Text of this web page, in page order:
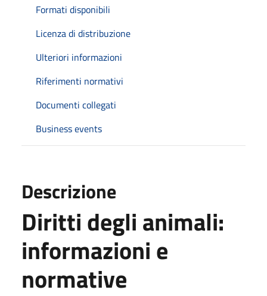
Formati disponibili
Licenza di distribuzione
Ulteriori informazioni
Riferimenti normativi
Documenti collegati
Business events
Descrizione
Diritti degli animali:
informazioni e
normative